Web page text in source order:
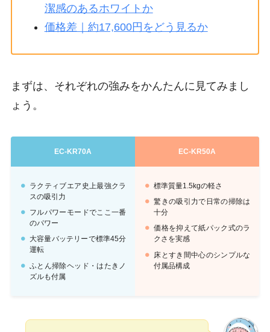
潔感のあるホワイトか
価格差｜約17,600円をどう見るか
まずは、それぞれの強みをかんたんに見てみまし
ょう。
EC-KR70A EC-KR50A
ラクティブエア史上最強クラ
スの吸引力
フルパワーモードでここ一番
のパワー
大容量バッテリーで標準45分
運転
ふとん掃除ヘッド・はたきノ
ズルも付属
標準質量1.5kgの軽さ
驚きの吸引力で日常の掃除は
十分
価格を抑えて紙パック式のラ
クさを実感
床とすき間中心のシンプルな
付属品構成